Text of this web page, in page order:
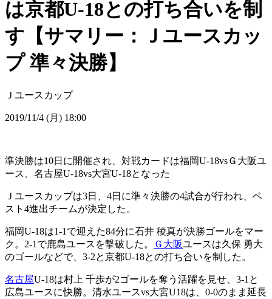
は京都U-18との打ち合いを制
す【サマリー：Ｊユースカッ
プ 準々決勝】
Ｊユースカップ
2019/11/4 (月) 18:00
準決勝は10日に開催され、対戦カードは福岡U-18vsＧ大阪ユ
ース、名古屋U-18vs大宮U-18となった
Ｊユースカップは3日、4日に準々決勝の4試合が行われ、ベ
スト4進出チームが決定した。
福岡U-18は1-1で迎えた84分に石井 稜真が決勝ゴールをマー
ク。2-1で鹿島ユースを撃破した。
Ｇ大阪ユースは久保 勇大
のゴールなどで、3-2と京都U-18との打ち合いを制した。
名古屋U-18は村上 千歩が2ゴールを奪う活躍を見せ、3-1と
広島ユースに快勝。清水ユースvs大宮U18は、0-0のまま延長